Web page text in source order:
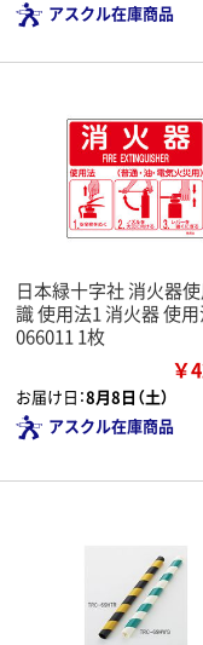
アスクル在庫商品
日本緑十字社 消火器
識 使用法1 消火器 使
066011 1枚
￥
お届け日：8月8日（土）
アスクル在庫商品